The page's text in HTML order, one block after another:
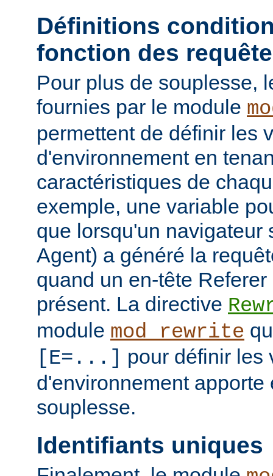
Définitions
fonction des
Pour plus de souplesse,
fournies par le module
permettent de définir les
d'environnement en
caractéristiques de
exemple, une variable
que lorsqu'un navigateur
Agent) a généré la
quand un en-tête
présent. La directive
module mod_rewrite
[E=...] pour définir les
d'environnement apporte
souplesse.
Identifiants uniques